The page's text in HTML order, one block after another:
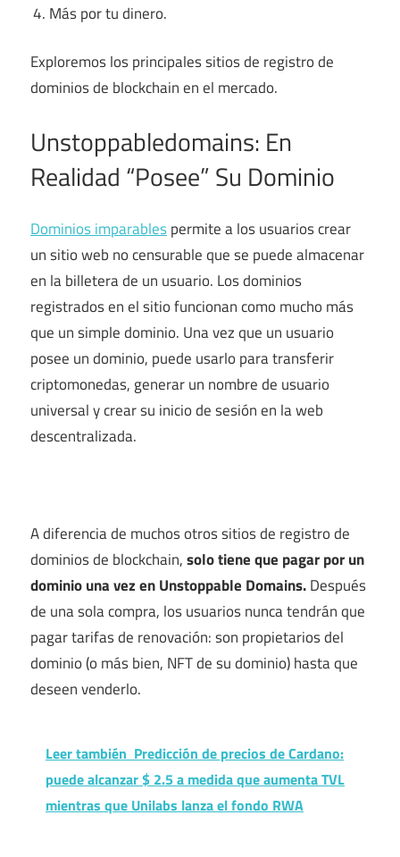
Más por tu dinero.
Exploremos los principales sitios de registro de
dominios de blockchain en el mercado.
Unstoppabledomains: En
Realidad “Posee” Su Dominio
Dominios imparablespermite a los usuarios crear
un sitio web no censurable que se puede almacenar
en la billetera de un usuario. Los dominios
registrados en el sitio funcionan como mucho más
que un simple dominio. Una vez que un usuario
posee un dominio, puede usarlo para transferir
criptomonedas, generar un nombre de usuario
universal y crear su inicio de sesión en la web
descentralizada.
A diferencia de muchos otros sitios de registro de
dominios de blockchain,solo tiene que pagar por un
dominio una vez en Unstoppable Domains.Después
de una sola compra, los usuarios nunca tendrán que
pagar tarifas de renovación: son propietarios del
dominio (o más bien, NFT de su dominio) hasta que
deseen venderlo.
Leer también Predicción de precios de Cardano:
puede alcanzar $ 2.5 a medida que aumenta TVL
mientras que Unilabs lanza el fondo RWA